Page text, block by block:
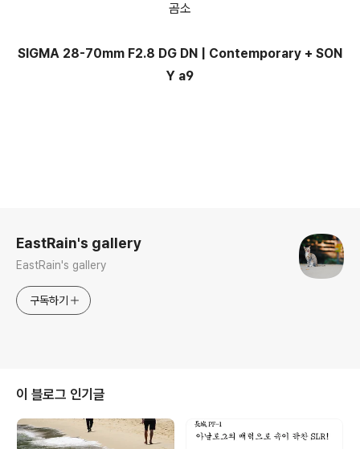
곰소
SIGMA 28-70mm F2.8 DG DN | Contemporary + SON
Y a9
EastRain's gallery
EastRain's gallery
구독하기
이 블로그 인기글